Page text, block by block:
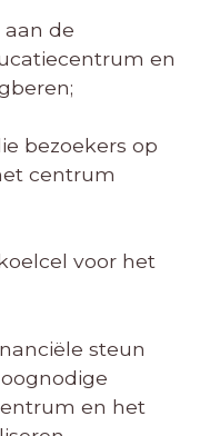
de
en
bezoekers op
centrum
voor het
steun
en het